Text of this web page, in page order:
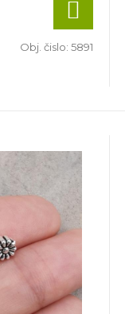
Obj. čislo: 5891